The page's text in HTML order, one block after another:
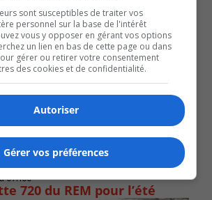
07h00
720 du REM pour l’été
sont susceptibles de traiter vos
personnel sur la base de l'intérêt
vous y opposer en gérant vos options
un lien en bas de cette page ou dans
gérer ou retirer votre consentement
des cookies et de confidentialité.
Autoriser
Gérer vos préférences